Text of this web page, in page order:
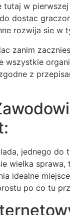
w
dostac
rozwija sie w
zanim
z
jednego
wielka
idealne
po co tu